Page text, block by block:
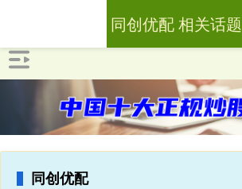
同创优配
同创优配 相关话题